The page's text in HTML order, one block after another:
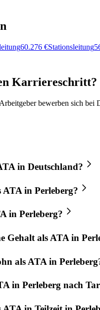
60.276 €Stationsleitung
Karriereschritt?
bewerben sich bei
in Deutschland?
ATA in Perleberg?
in Perleberg?
Gehalt als ATA in
als ATA in
in Perleberg nach